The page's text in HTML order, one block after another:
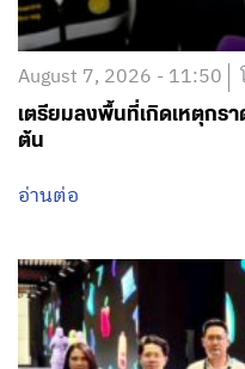
August 7, 2026 - 11:50
เตรียมลงพื้นที่เกิดเหตุกร
ต้น
อ่านต่อ